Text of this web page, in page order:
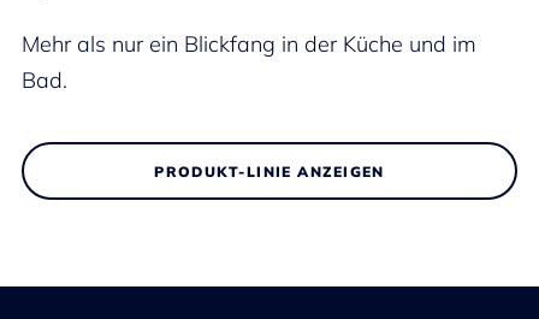
Mehr als nur ein Blickfang in der Küche und im
Bad.
PRODUKT-LINIE ANZEIGEN